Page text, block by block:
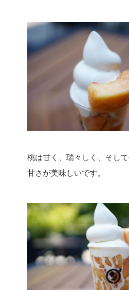
桃は甘く、瑞々しく、そし
甘さが美味しいです。